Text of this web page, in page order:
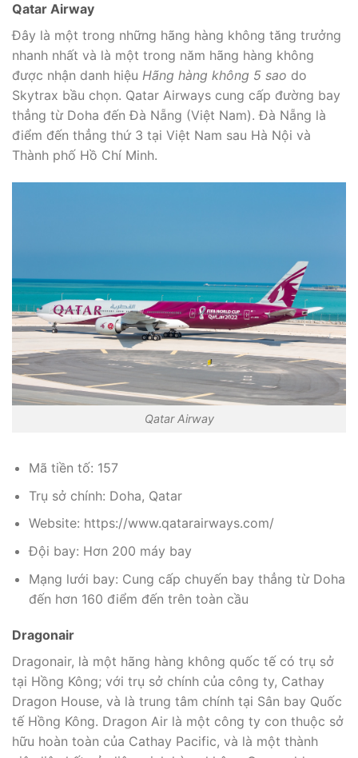
Qatar Airway
Đây là một trong những hãng hàng không tăng trưởng
nhanh nhất và là một trong năm hãng hàng không
được nhận danh hiệu Hãng hàng không 5 sao do
Skytrax bầu chọn. Qatar Airways cung cấp đường bay
thẳng từ Doha đến Đà Nẵng (Việt Nam). Đà Nẵng là
điểm đến thẳng thứ 3 tại Việt Nam sau Hà Nội và
Thành phố Hồ Chí Minh.
Qatar Airway
Mã tiền tố: 157
Trụ sở chính: Doha, Qatar
Website: https://www.qatarairways.com/
Đội bay: Hơn 200 máy bay
Mạng lưới bay: Cung cấp chuyến bay thẳng từ Doha
đến hơn 160 điểm đến trên toàn cầu
Dragonair
Dragonair, là một hãng hàng không quốc tế có trụ sở
tại Hồng Kông; với trụ sở chính của công ty, Cathay
Dragon House, và là trung tâm chính tại Sân bay Quốc
tế Hồng Kông. Dragon Air là một công ty con thuộc sở
hữu hoàn toàn của Cathay Pacific, và là một thành